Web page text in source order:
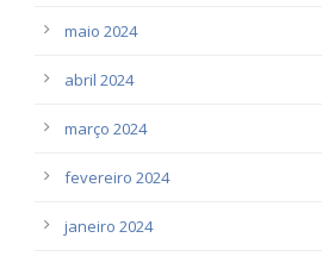
maio 2024
abril 2024
março 2024
fevereiro 2024
janeiro 2024